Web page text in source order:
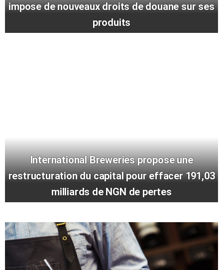
impose de nouveaux droits de douane sur ses
produits
International Breweries propose une
restructuration du capital pour effacer 191,03
milliards de NGN de pertes